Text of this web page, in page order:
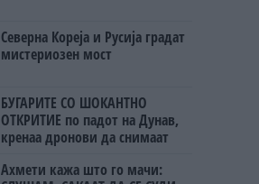
Северна Кореја и Русија градат
мистериозен мост
БУГАРИТЕ СО ШОКАНТНО
ОТКРИТИЕ по падот на Дунав,
кренаа дронови да снимаат
Ахмети кажа што го мачи: